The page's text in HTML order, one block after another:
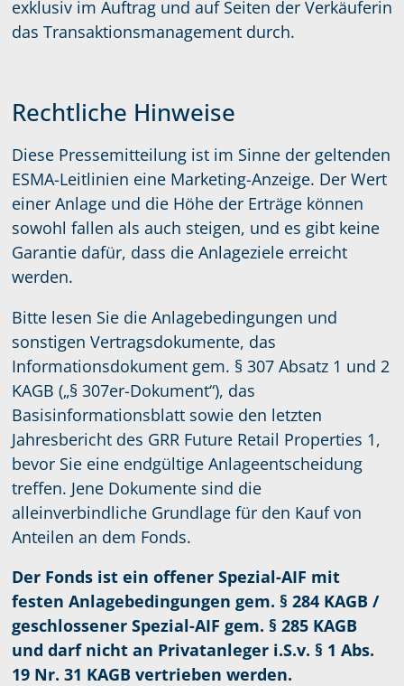
exklusiv im Auftrag und auf Seiten der Verkäuferin
das Transaktionsmanagement durch.
Rechtliche Hinweise
Diese Pressemitteilung ist im Sinne der geltenden
ESMA-Leitlinien eine Marketing-Anzeige. Der Wert
einer Anlage und die Höhe der Erträge können
sowohl fallen als auch steigen, und es gibt keine
Garantie dafür, dass die Anlageziele erreicht
werden.
Bitte lesen Sie die Anlagebedingungen und
sonstigen Vertragsdokumente, das
Informationsdokument gem. § 307 Absatz 1 und 2
KAGB („§ 307er-Dokument“), das
Basisinformationsblatt sowie den letzten
Jahresbericht des GRR Future Retail Properties 1,
bevor Sie eine endgültige Anlageentscheidung
treffen. Jene Dokumente sind die
alleinverbindliche Grundlage für den Kauf von
Anteilen an dem Fonds.
Der Fonds ist ein offener Spezial-AIF mit
festen Anlagebedingungen gem. § 284 KAGB /
geschlossener Spezial-AIF gem. § 285 KAGB
und darf nicht an Privatanleger i.S.v. § 1 Abs.
19 Nr. 31 KAGB vertrieben werden.